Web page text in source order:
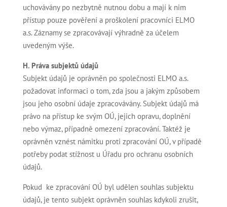
uchovávány po nezbytně nutnou dobu a mají k nim
přístup pouze pověření a proškolení pracovníci ELMO
a.s. Záznamy se zpracovávají výhradně za účelem
uvedeným výše.
H. Práva subjektů údajů
Subjekt údajů je oprávněn po společnosti ELMO a.s.
požadovat informaci o tom, zda jsou a jakým způsobem
jsou jeho osobní údaje zpracovávány. Subjekt údajů má
právo na přístup ke svým OÚ, jejich opravu, doplnění
nebo výmaz, případně omezení zpracování. Taktéž je
oprávněn vznést námitku proti zpracování OÚ, v případě
potřeby podat stížnost u Úřadu pro ochranu osobních
údajů.
Pokud ke zpracování OÚ byl udělen souhlas subjektu
údajů, je tento subjekt oprávněn souhlas kdykoli zrušit,